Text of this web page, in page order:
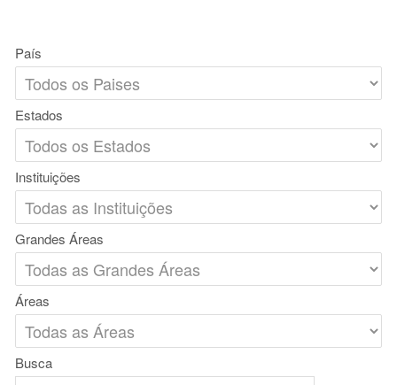
País
Estados
Instituições
Grandes Áreas
Áreas
Busca